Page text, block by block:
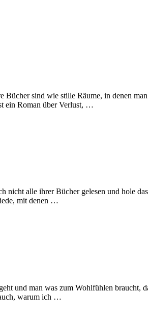
sind wie stille Räume, in denen
ein Roman über Verlust, …
nicht alle ihrer Bücher gelesen und hole
mit denen …
und man was zum Wohlfühlen
warum ich …